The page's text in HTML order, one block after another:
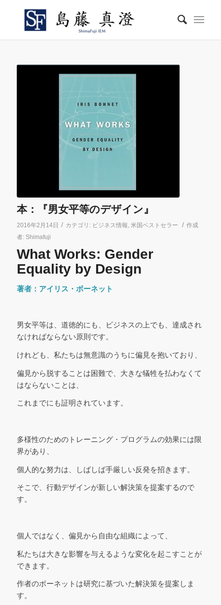
本：『男女平等のデザイン』
2016年2月14日 / カテゴリ: ビジネス情報 米国ベストセラー / 作成
者: Shimafuji
What Works: Gender
Equality by Design
著者：アイリス・ボーネット
男女平等は、道徳的にも、ビジネスの上でも、達成され
なければならない原則です。
けれども、私たちは無意識のうちに偏見を抱いており、
偏見から脱することは困難で、大きな犠牲を払わなくて
はならないことは、
これまでにも証明されています。
多様性のためのトレーニング・プログラムの効果には限
界があり、
個人的な努力は、しばしば手厳しい反発を招きます。
そこで、行動デザインが新しい解決策を提案するので
す。
個人ではなく、偏見から自由な組織によって、
私たちは大きな影響を与えるような変化を起こすことが
できます。
作者のボーネットは研究に基づいた解決策を提案しま
す。